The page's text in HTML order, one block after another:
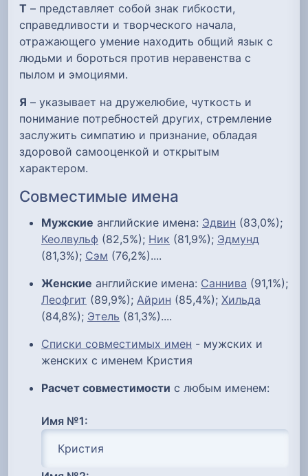
Т – представляет собой знак гибкости,
справедливости и творческого начала,
отражающего умение находить общий язык с
людьми и бороться против неравенства с
пылом и эмоциями.
Я – указывает на дружелюбие, чуткость и
понимание потребностей других, стремление
заслужить симпатию и признание, обладая
здоровой самооценкой и открытым
характером.
Совместимые имена
Мужские английские имена: Эдвин (83,0%);
Кеолвульф (82,5%); Ник (81,9%); Эдмунд
(81,3%); Сэм (76,2%)....
Женские английские имена: Саннива (91,1%);
Леофгит (89,9%); Айрин (85,4%); Хильда
(84,8%); Этель (81,3%)....
Списки совместимых имен - мужских и
женских с именем Кристия
Расчет совместимости с любым именем:
Имя №1: